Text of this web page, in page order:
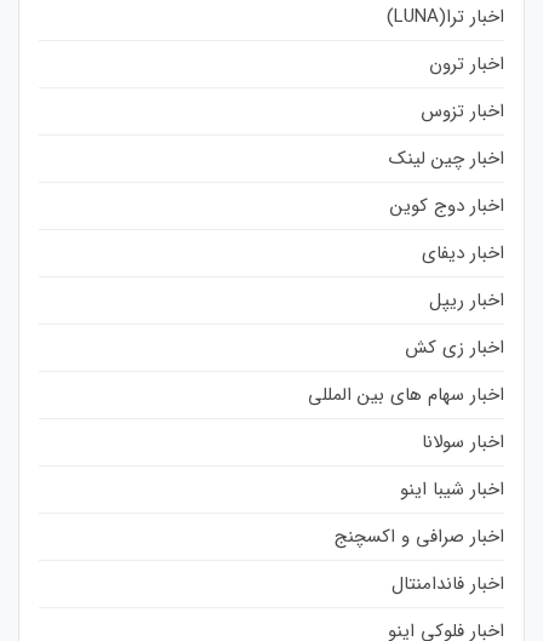
اخبار ترا(LUNA)
اخبار ترون
اخبار تزوس
اخبار چین لینک
اخبار دوج کوین
اخبار دیفای
اخبار ریپل
اخبار زی کش
اخبار سهام های بین المللی
اخبار سولانا
اخبار شیبا اینو
اخبار صرافی و اکسچنج
اخبار فاندامنتال
اخبار فلوکی اینو